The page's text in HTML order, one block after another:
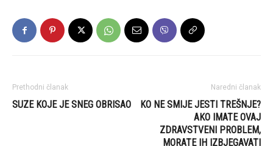
Prethodni članak
SUZE KOJE JE SNEG OBRISAO
Naredni članak
KO NE SMIJE JESTI TREŠNJE?
AKO IMATE OVAJ
ZDRAVSTVENI PROBLEM,
MORATE IH IZBJEGAVATI